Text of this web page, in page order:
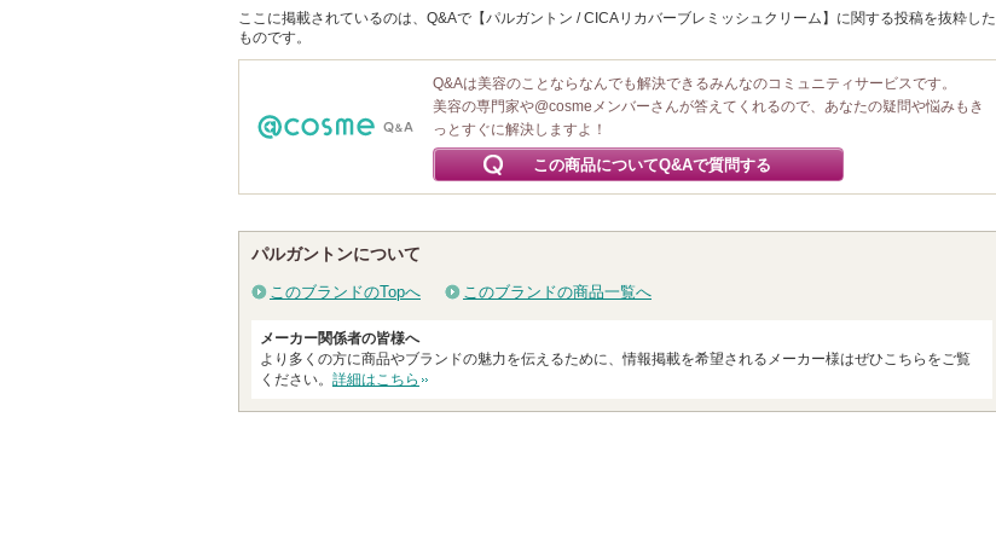
ここに掲載されているのは、Q&Aで【パルガントン / CICAリカバーブレミッシュクリーム】に関する投稿を抜粋した
ものです。
Q&Aは美容のことならなんでも解決できるみんなのコミュニティサービスです。
美容の専門家や@cosmeメンバーさんが答えてくれるので、あなたの疑問や悩みもき
っとすぐに解決しますよ！
この商品についてQ&Aで質問する
パルガントンについて
このブランドのTopへ このブランドの商品一覧へ
メーカー関係者の皆様へ
より多くの方に商品やブランドの魅力を伝えるために、情報掲載を希望されるメーカー様はぜひこちらをご覧
ください。 詳細はこちら